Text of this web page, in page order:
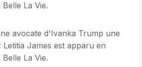
La Vie.
avocate d'Ivanka Trump une
James est apparu en
La Vie.